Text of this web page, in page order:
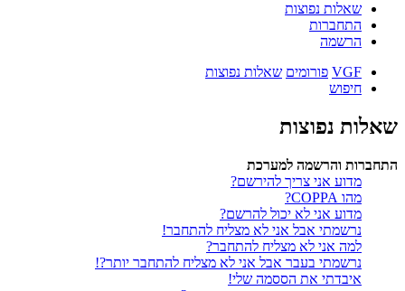
שאלות נפוצות
התחברות
הרשמה
VGF פורומים שאלות נפוצות
חיפוש
שאלות נפוצות
התחברות והרשמה למערכת
מדוע אני צריך להירשם?
מהו COPPA?
מדוע אני לא יכול להרשם?
נרשמתי אבל אני לא מצליח להתחבר!
למה אני לא מצליח להתחבר?
נרשמתי בעבר אבל אני לא מצליח להתחבר יותר?!
איבדתי את הססמה שלי!